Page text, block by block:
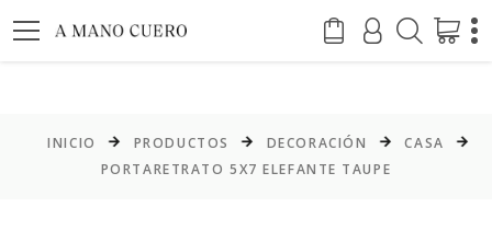
INICIO PRODUCTOS DECORACIÓN
CASA
PORTARETRATO 5X7 ELEFANTE TAUPE